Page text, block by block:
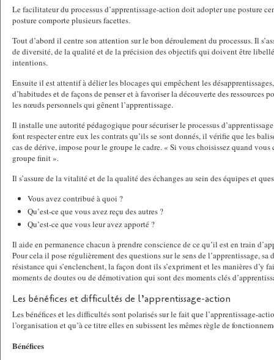
Le facilitateur du processus d’apprentissage-action doit adopter une posture
posture comporte plusieurs facettes.
Tout d’abord il centre son attention sur le bon déroulement du processus. Il
de diversité, de la qualité et de la précision des objectifs qui doivent être
intentions.
Ensuite il est attentif à délier les blocages qui empêchent les
d’habitudes et de façons de penser et à favoriser la découverte des ressources
les nœuds personnels qui gênent l’apprentissage.
Il installe une autorité pédagogique pour sécuriser le processus d’apprentissage
font respecter entre eux les contrats qu’ils se sont donnés, il vérifie que les
cas de dérive, impose pour le groupe le cadre. « Si vous choisissez quand
groupe finit ».
Il s’assure de la vitalité et de la qualité des échanges au sein des équipes et
Vous avez contribué à quoi ?
Qu’est-ce que vous avez reçu des autres ?
Qu’est-ce que vous leur avez apporté ?
Il aide en permanence chacun à prendre conscience de ce qu’il est en train
Pour cela il pose régulièrement des questions sur le sens de l’apprentissage, sa
résistance qui s’enclenchent, la façon dont ils s’expriment et les manières d’y
moments de doutes ou de démotivation qui sont des moments clés
Les bénéfices et difficultés de l’apprentissage-action
Les bénéfices et les difficultés sont polarisés sur le fait que l’apprentissage-
l’organisation et qu’à ce titre elles en subissent les mêmes règle de
Bénéfices